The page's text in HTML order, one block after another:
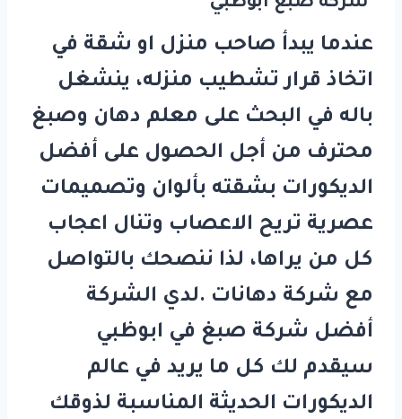
عندما يبدأ صاحب منزل او شقة في
اتخاذ قرار تشطيب منزله، ينشغل
باله في البحث على معلم دهان وصبغ
محترف من أجل الحصول على أفضل
الديكورات بشقته بألوان وتصميمات
عصرية تريح الاعصاب وتنال اعجاب
كل من يراها، لذا ننصحك بالتواصل
مع شركة دهانات .لدي الشركة
أفضل شركة صبغ في ابوظبي
سيقدم لك كل ما يريد في عالم
الديكورات الحديثة المناسبة لذوقك